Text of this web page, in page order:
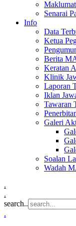
Senarai
Info
Data
Ketua
Berita
Keratan
Klinik
Laporan
Iklan
Tawaran
Galeri
Soalan
Wadah
.
.
search..
.